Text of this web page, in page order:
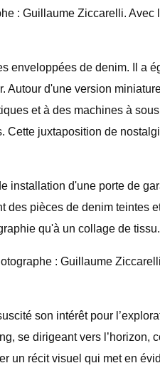
: Guillaume Ziccarelli. Avec
enveloppées de denim. Il a
d'une version
et à des machines à
Cette juxtaposition de
installation d'une porte de
des pièces de denim teintes
qu'à un collage de tissu.
: Guillaume
son intérêt pour
se dirigeant vers l’horizon,
un récit visuel qui met en